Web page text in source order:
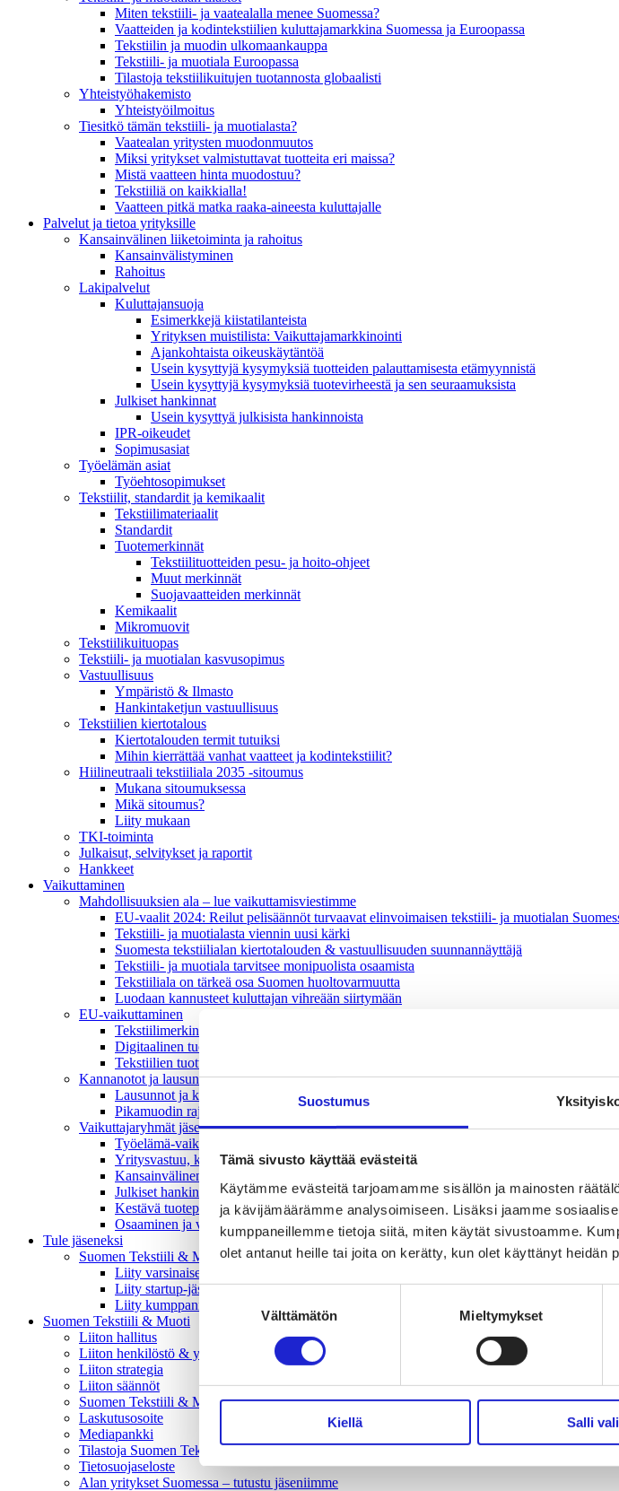
Suostumus
Tämä sivusto käyttää evästeitä
Käytämme evästeitä tarjoamamme sisällön ja mainosten
ja kävijämäärämme analysoimiseen. Lisäksi jaamme
kumppaneillemme tietoja siitä, miten käytät sivustoamme.
olet antanut heille tai joita on kerätty, kun olet käyttänyt heidän
Suostumuksen
valinta
Välttämätön Mieltymykset
Kiellä Salli
Miten tekstiili- ja vaatealalla menee Suomessa?
Vaatteiden ja kodintekstiilien kuluttajamarkkina Suomessa ja Euroopassa
Tekstiilin ja muodin ulkomaankauppa
Tekstiili- ja muotiala Euroopassa
Tilastoja tekstiilikuitujen tuotannosta globaalisti
Yhteistyö­hakemisto
Yhteistyöilmoitus
Tiesitkö tämän tekstiili- ja muotialasta?
Vaatealan yritysten muodonmuutos
Miksi yritykset valmistuttavat tuotteita eri maissa?
Mistä vaatteen hinta muodostuu?
Tekstiiliä on kaikkialla!
Vaatteen pitkä matka raaka-aineesta kuluttajalle
Palvelut ja tietoa yrityksille
Kansainvälinen liiketoiminta ja rahoitus
Kansain­välistyminen
Rahoitus
Lakipalvelut
Kuluttajansuoja
Esimerkkejä kiistatilanteista
Yrityksen muistilista: Vaikuttaja­markkinointi
Ajankohtaista oikeuskäytäntöä
Usein kysyttyjä kysymyksiä tuotteiden palauttamisesta etämyynnistä
Usein kysyttyjä kysymyksiä tuotevirheestä ja sen seuraamuksista
Julkiset hankinnat
Usein kysyttyä julkisista hankinnoista
IPR-oikeudet
Sopimusasiat
Työelämän asiat
Työehto­sopimukset
Tekstiilit, standardit ja kemikaalit
Tekstiilimateriaalit
Standardit
Tuotemerkinnät
Tekstiilituotteiden pesu- ja hoito-ohjeet
Muut merkinnät
Suojavaatteiden merkinnät
Kemikaalit
Mikromuovit
Tekstiilikuitu­opas
Tekstiili- ja muotialan kasvusopimus
Vastuullisuus
Ympäristö & Ilmasto
Hankintaketjun vastuullisuus
Tekstiilien kiertotalous
Kiertotalouden termit tutuiksi
Mihin kierrättää vanhat vaatteet ja kodintekstiilit?
Hiilineutraali tekstiiliala 2035 -sitoumus
Mukana sitoumuksessa
Mikä sitoumus?
Liity mukaan
TKI-toiminta
Julkaisut, selvitykset ja raportit
Hankkeet
Vaikuttaminen
Mahdollisuuksien ala – lue vaikuttamis­viestimme
EU-vaalit 2024: Reilut pelisäännöt turvaavat elinvoimaisen tekstiili- ja muotialan
Tekstiili- ja muotialasta viennin uusi kärki
Suomesta tekstiilialan kiertotalouden & vastuullisuuden suunnannäyttäjä
Tekstiili- ja muotiala tarvitsee monipuolista osaamista
Tekstiiliala on tärkeä osa Suomen huoltovarmuutta
Luodaan kannusteet kuluttajan vihreään siirtymään
EU-vaikuttaminen
Tekstiilimerkintäuudistus (TLR)
Digitaalinen tuotepassi
Tekstiilien tuottajavastuu (EPR)
Kannanotot ja lausunnot
Lausunnot ja kantapaperit
Pikamuodin rajoittaminen
Vaikuttajaryhmät jäsenyrityksille
Työelämä-vaikuttajaryhmä
Yritysvastuu, kiertotalous ja toimivat markkinat -vaikuttajaryhmä
Kansainvälinen liiketoiminta ja rahoitus -vaikuttajaryhmä
Julkiset hankinnat ja huoltovarmuus -vaikuttajaryhmä
Kestävä tuotepolitiikka​ -vaikuttajaryhmä
Osaaminen ja vetovoima -vaikuttajaryhmä
Tule jäseneksi
Suomen Tekstiili & Muodin jäsenyysmuodot
Liity varsinaiseksi jäseneksi
Liity startup-jäseneksi
Liity kumppani­jäseneksi
Suomen Tekstiili & Muoti
Liiton hallitus
Liiton henkilöstö & yhteystiedot
Liiton strategia
Liiton säännöt
Suomen Tekstiili & Muoti 120 vuotta
Laskutusosoite
Mediapankki
Tilastoja Suomen Tekstiili & Muoti ry:stä ja sen jäsenistä
Tietosuojaseloste
Alan yritykset Suomessa – tutustu jäseniimme